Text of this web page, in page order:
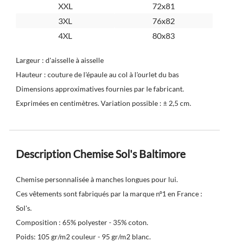
XXL
72x81
3XL
76x82
4XL
80x83
Largeur : d'aisselle à aisselle
Hauteur : couture de l'épaule au col à l'ourlet du bas
Dimensions approximatives fournies par le fabricant.
Exprimées en centimètres. Variation possible : ± 2,5 cm.
Description Chemise Sol's Baltimore
Chemise personnalisée à manches longues pour lui.
Ces vêtements sont fabriqués par la marque nº1 en France :
Sol's.
Composition : 65% polyester - 35% coton.
Poids: 105 gr/m2 couleur - 95 gr/m2 blanc.